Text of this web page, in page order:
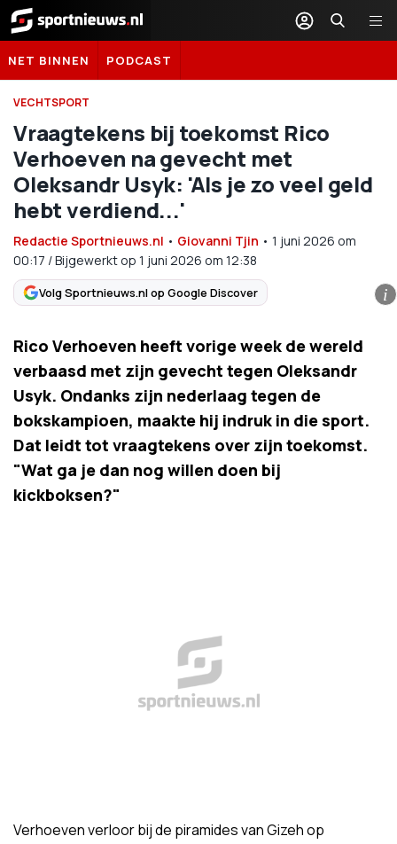
Sportnieuws.nl
NET BINNEN PODCAST
VECHTSPORT
Vraagtekens bij toekomst Rico
Verhoeven na gevecht met
Oleksandr Usyk: 'Als je zo veel geld
hebt verdiend...'
Redactie Sportnieuws.nl • Giovanni Tjin • 1 juni 2026 om
00:17 /Bijgewerkt op 1 juni 2026 om 12:38
Volg Sportnieuws.nl op Google Discover i
Rico Verhoeven heeft vorige week de wereld
verbaasd met zijn gevecht tegen Oleksandr
Usyk. Ondanks zijn nederlaag tegen de
bokskampioen, maakte hij indruk in die sport.
Dat leidt tot vraagtekens over zijn toekomst.
"Wat ga je dan nog willen doen bij
kickboksen?"
Verhoeven verloor bij de piramides van Gizeh op